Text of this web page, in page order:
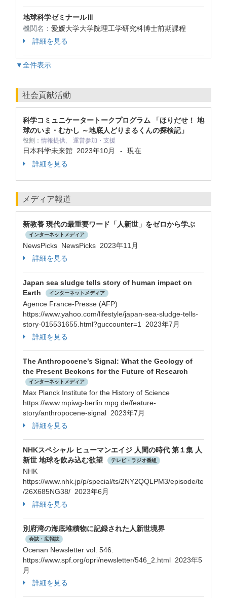
地球科学ゼミナールⅢ
機関名： 愛媛大学大学院理工学研究科博士前期課程
詳細を見る
▼全件表示
社会貢献活動
科学コミュニケータートークプログラム 「ほりだせ！ 地
球のいま・むかし ～地底人どりまるくんの探検記」
役割： 情報提供, 運営参加・支援
日本科学未来館 2023年10月 -
現在
詳細を見る
メディア報道
新教養 現代の最重要ワード「人新世」をゼロから学ぶ
インターネットメディア
NewsPicks NewsPicks 2023年11月
詳細を見る
Japan sea sludge tells story of human impact on
Earth
インターネットメディア
Agence France-Presse (AFP)
https://www.yahoo.com/lifestyle/japan-sea-sludge-tells-
story-015531655.html?guccounter=1 2023年7月
詳細を見る
The Anthropocene’s Signal: What the Geology of
the Present Beckons for the Future of Research
インターネットメディア
Max Planck Institute for the History of Science
https://www.mpiwg-berlin.mpg.de/feature-
story/anthropocene-signal 2023年7月
詳細を見る
NHKスペシャル ヒューマンエイジ 人間の時代 第１集 人
新世 地球を飲み込む欲望
テレビ・ラジオ番組
NHK
https://www.nhk.jp/p/special/ts/2NY2QQLPM3/episode/te
/26X685NG38/ 2023年6月
詳細を見る
別府湾の海底堆積物に記録された人新世境界
会誌・広報誌
Ocenan Newsletter vol. 546.
https://www.spf.org/opri/newsletter/546_2.html 2023年5
月
詳細を見る